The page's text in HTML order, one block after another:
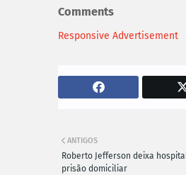
Comments
Responsive Advertisement
ANTIGOS
Roberto Jefferson deixa
prisão domiciliar